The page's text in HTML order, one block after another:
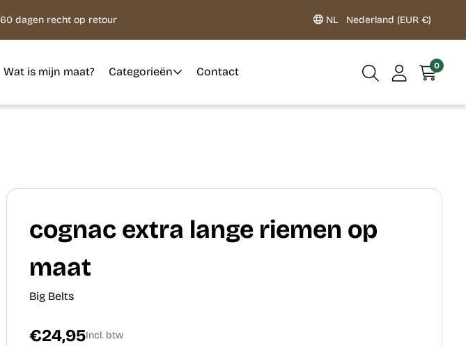
60 dagen recht op retour NL Nederland (EUR €)
Wat is mijn maat? Categorieën Contact 0
cognac extra lange riemen op
maat
Big Belts
€24,95Incl. btw